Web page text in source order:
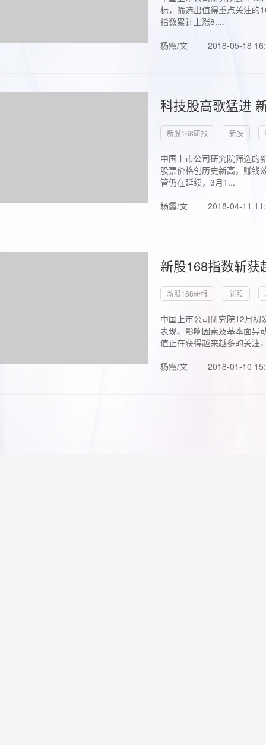
标，筛选出值得重点关注的
指数累计上涨8....
杨霞/文
2018-05-18
科技股高歌猛进
新股168研报 新股
中国上市公司研究院筛选的
股票价格创历史新高，赚钱
管仍在延续，3月1...
杨霞/文
2018-04-11
新股168指数斩
新股168研报 新股
中国上市公司研究院12月初
表现、影响因素及基本面异
值正在获得越来越多的关注
杨霞/文
2018-01-10